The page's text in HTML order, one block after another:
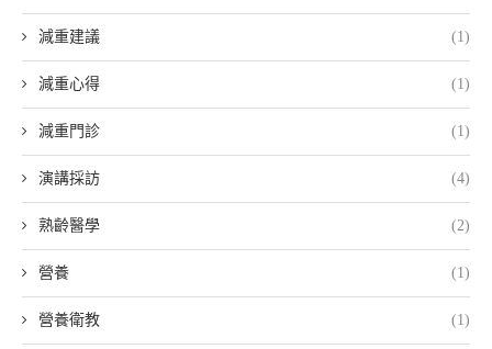
減重建議 (1)
減重心得 (1)
減重門診 (1)
演講採訪 (4)
熟齡醫學 (2)
營養 (1)
營養衛教 (1)